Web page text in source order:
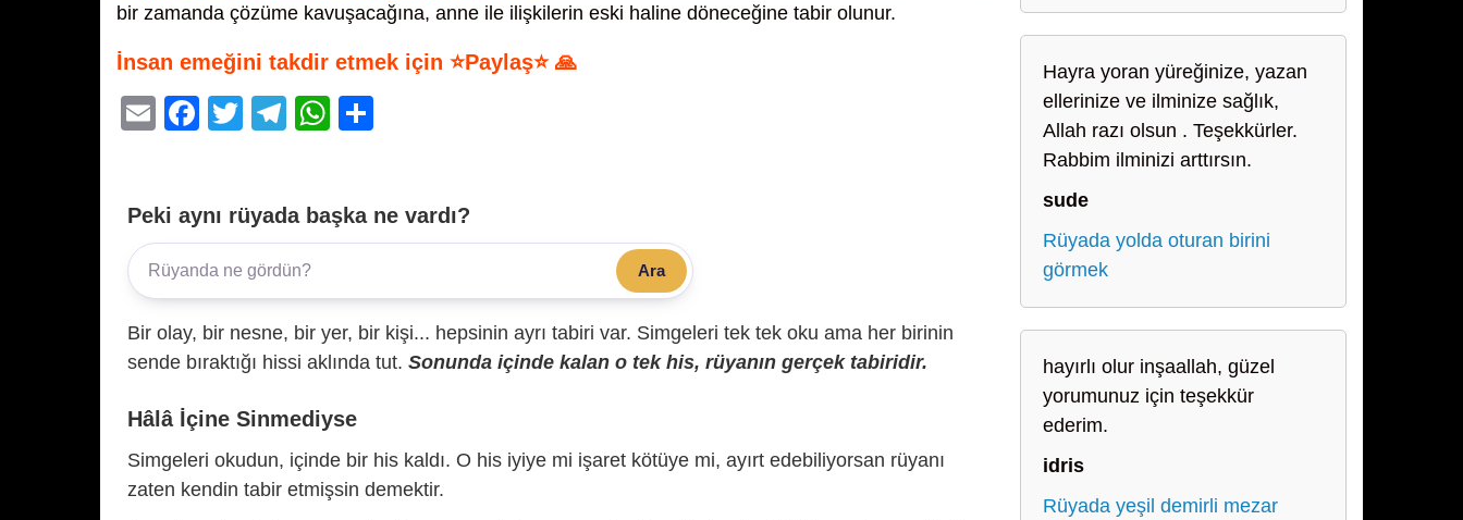
bir zamanda çözüme kavuşacağına, anne ile ilişkilerin eski haline döneceğine tabir olunur.
İnsan emeğini takdir etmek için ⭐Paylaş⭐ 🙏
E
F
e
b
o
o
k
T
er
T
gr
a
m
W
s
A
p
e
Peki aynı rüyada başka ne vardı?
Ara
Bir olay, bir nesne, bir yer, bir kişi... hepsinin ayrı tabiri var. Simgeleri tek tek oku ama her birinin
sende bıraktığı hissi aklında tut. Sonunda içinde kalan o tek his, rüyanın gerçek tabiridir.
Hâlâ İçine Sinmediyse
Simgeleri okudun, içinde bir his kaldı. O his iyiye mi işaret kötüye mi, ayırt edebiliyorsan rüyanı
zaten kendin tabir etmişsin demektir.
Hayra yoran yüreğinize, yazan
ellerinize ve ilminize sağlık,
Allah razı olsun . Teşekkürler.
Rabbim ilminizi arttırsın.
sude
Rüyada yolda oturan birini
görmek
hayırlı olur inşaallah, güzel
yorumunuz için teşekkür
ederim.
idris
Rüyada yeşil demirli mezar